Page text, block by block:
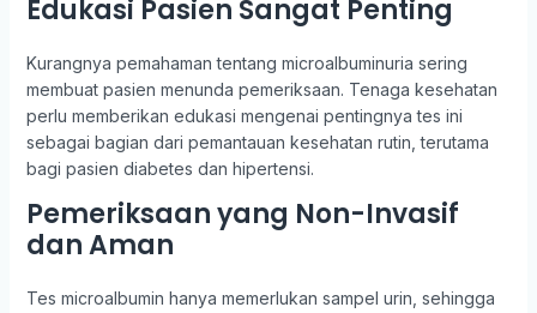
Edukasi Pasien Sangat Penting
Kurangnya pemahaman tentang microalbuminuria sering
membuat pasien menunda pemeriksaan. Tenaga kesehatan
perlu memberikan edukasi mengenai pentingnya tes ini
sebagai bagian dari pemantauan kesehatan rutin, terutama
bagi pasien diabetes dan hipertensi.
Pemeriksaan yang Non-Invasif
dan Aman
Tes microalbumin hanya memerlukan sampel urin, sehingga